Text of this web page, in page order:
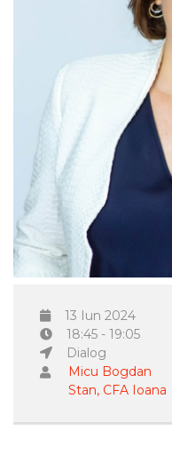
13 Iun 2024
18:45 - 19:05
Dialog
Micu Bogdan
Stan, CFA Ioana